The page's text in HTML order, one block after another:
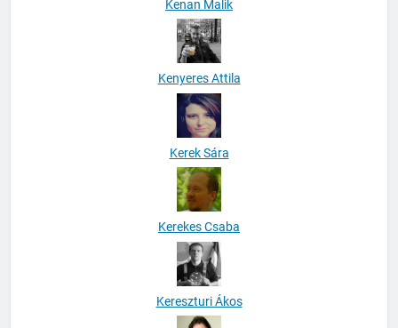
Kenan Malik
Kenyeres Attila
Kerek Sára
Kerekes Csaba
Kereszturi Ákos